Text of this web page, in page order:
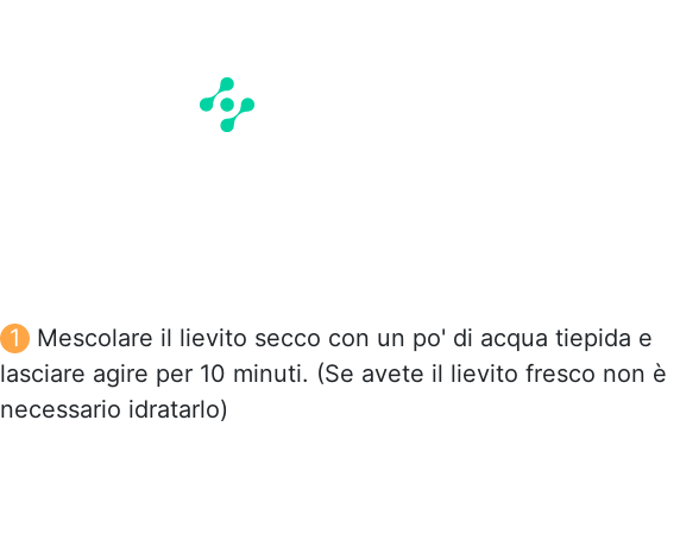
Mescolare il lievito secco con un po' di acqua tiepida e
lasciare agire per 10 minuti. (Se avete il lievito fresco non è
necessario idratarlo)